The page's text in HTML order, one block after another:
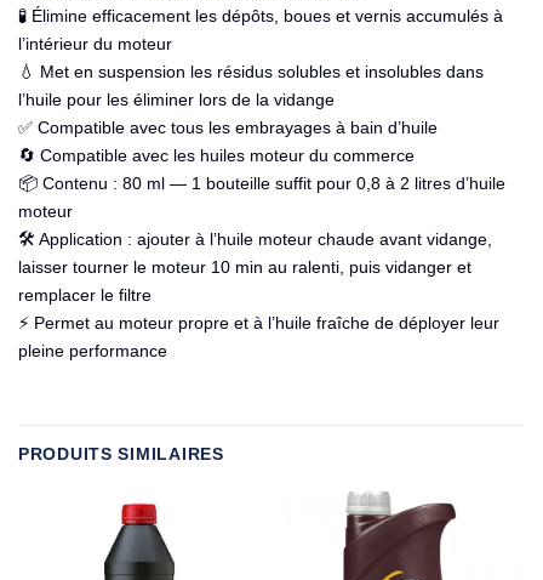
🧪 Élimine efficacement les dépôts, boues et vernis accumulés à
l’intérieur du moteur
💧 Met en suspension les résidus solubles et insolubles dans
l’huile pour les éliminer lors de la vidange
✅ Compatible avec tous les embrayages à bain d’huile
🔄 Compatible avec les huiles moteur du commerce
📦 Contenu : 80 ml — 1 bouteille suffit pour 0,8 à 2 litres d’huile
moteur
🛠️ Application : ajouter à l’huile moteur chaude avant vidange,
laisser tourner le moteur 10 min au ralenti, puis vidanger et
remplacer le filtre
⚡ Permet au moteur propre et à l’huile fraîche de déployer leur
pleine performance
PRODUITS SIMILAIRES